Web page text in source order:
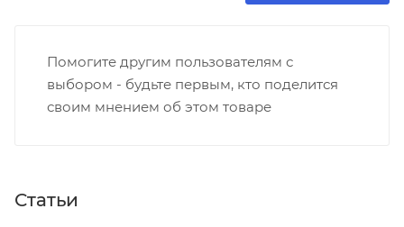
Помогите другим пользователям с
выбором - будьте первым, кто поделится
своим мнением об этом товаре
Статьи